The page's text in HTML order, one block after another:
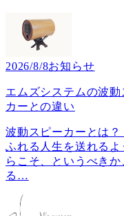
2026/8/8お知らせ
エムズシステムの波
カーとの違い
波動スピーカーとは
ふれる人生を送れる
らこそ、というべき
る …